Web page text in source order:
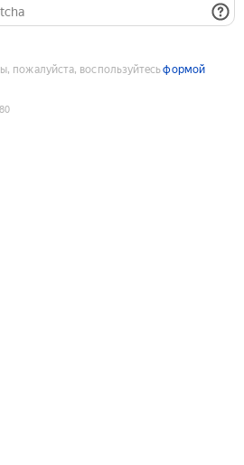
пожалуйста, воспользуйтесьформой